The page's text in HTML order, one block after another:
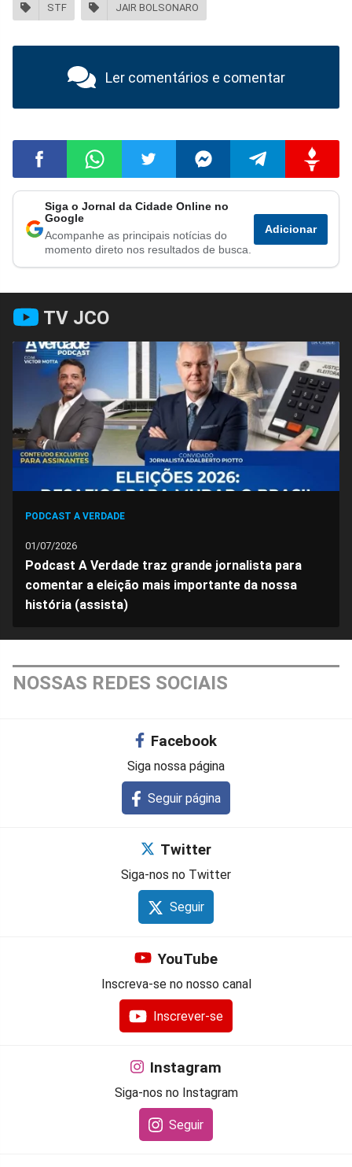
STF JAIR BOLSONARO
Ler comentários e comentar
Compartilhar
no
Facebook
Compartilhar
no
Whatsapp
Compartilhar
no
Twitter
Compartilhar
no
Messenger
Compartilhar
no
Telegram
no
Gettr
Siga o Jornal da Cidade Online no
Google
Acompanhe as principais notícias do
momento direto nos resultados de busca.
Adicionar
TV JCO
PODCAST A VERDADE
01/07/2026
Podcast A Verdade traz grande jornalista para
comentar a eleição mais importante da nossa
história (assista)
NOSSAS REDES SOCIAIS
Facebook
Siga nossa página
Seguir página
Twitter
Siga-nos no Twitter
Seguir
YouTube
Inscreva-se no nosso canal
Inscrever-se
Instagram
Siga-nos no Instagram
Seguir